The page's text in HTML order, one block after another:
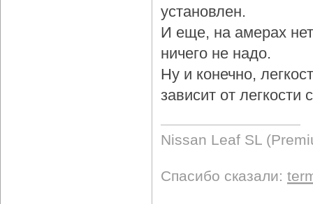
установлен.
И еще, на амерах
ничего не надо.
Ну и конечно,
зависит от
Nissan Leaf SL
Спасибо сказали: